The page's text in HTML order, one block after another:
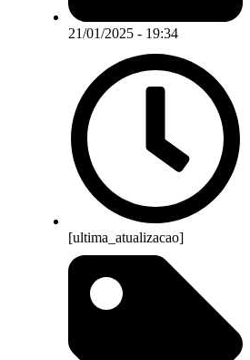
21/01/2025 - 19:34
[ultima_atualizacao]